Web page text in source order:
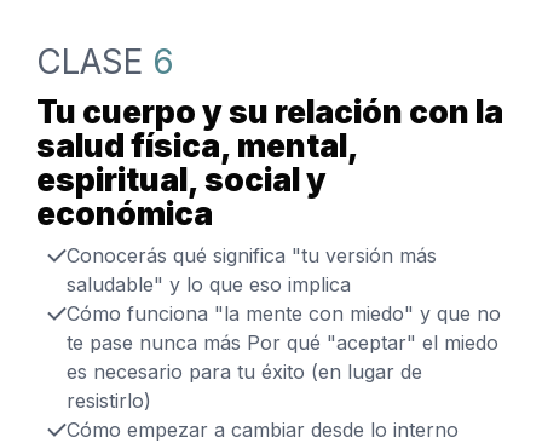
CLASE 6
Tu cuerpo y su relación con la
salud física, mental,
espiritual, social y
económica
Conocerás qué significa "tu versión más
saludable" y lo que eso implica
Cómo funciona "la mente con miedo" y que no
te pase nunca más Por qué "aceptar" el miedo
es necesario para tu éxito (en lugar de
resistirlo)
Cómo empezar a cambiar desde lo interno